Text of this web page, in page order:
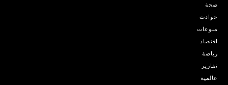
صحة
حوادث
منوعات
اقتصاد
رياضة
تقارير
عالمية